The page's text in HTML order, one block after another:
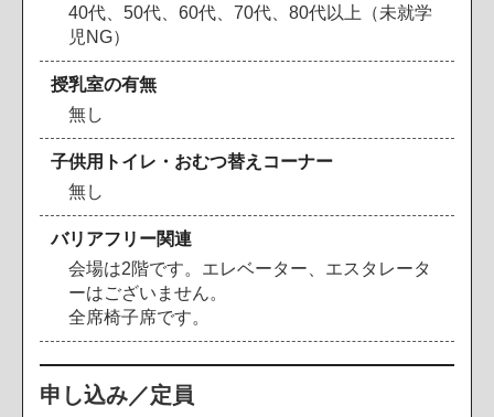
40代、50代、60代、70代、80代以上（未就学
児NG）
授乳室の有無
無し
子供用トイレ・おむつ替えコーナー
無し
バリアフリー関連
会場は2階です。エレベーター、エスタレータ
ーはございません。
全席椅子席です。
申し込み／定員